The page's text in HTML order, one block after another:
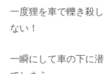
一度狸を車で轢き殺
ない！
一瞬にして車の下に